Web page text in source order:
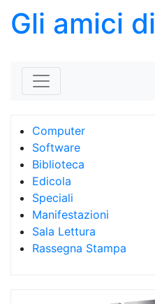
Gli amici
Computer
Software
Biblioteca
Edicola
Speciali
Manifestazioni
Sala Lettura
Rassegna Stampa